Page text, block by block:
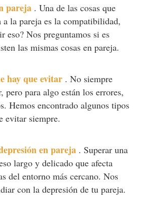
pareja . Una de las cosas que
a la pareja es la compatibilidad,
eso? Nos preguntamos si es
las mismas cosas en pareja.
hay que evitar . No siempre
pero para algo están los errores,
Hemos encontrado algunos tipos
evitar siempre.
en pareja . Superar una
largo y delicado que afecta
del entorno más cercano. Nos
con la depresión de tu pareja.